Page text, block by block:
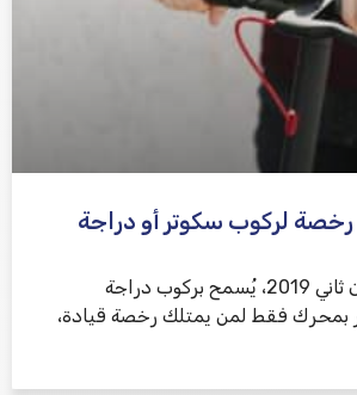
لركوب سكوتر أو دراجة
اعتبارًا من 1 كانون ثاني 2019، يُسمح بركوب دراجة
بمحرك فقط لمن يمتلك رخصة قيادة،